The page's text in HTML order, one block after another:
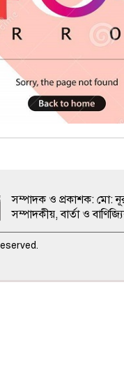
সম্পাদক ও প্রকাশক: মো:
সম্পাদকীয়, বার্তা ও